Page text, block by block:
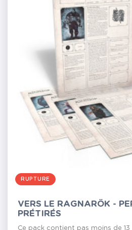
RUPTURE
VERS LE RAGNARÖK -
PRÉTIRÉS
Ce pack contient pas moins de 13